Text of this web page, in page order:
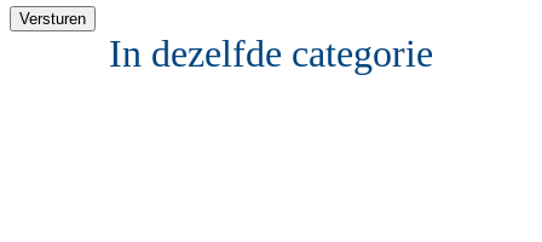
In dezelfde categorie